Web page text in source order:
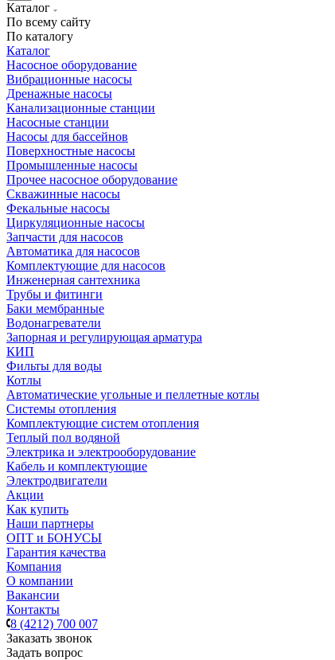
Каталог
По всему сайту
По каталогу
Каталог
Насосное оборудование
Вибрационные насосы
Дренажные насосы
Канализационные станции
Насосные станции
Насосы для бассейнов
Поверхностные насосы
Промышленные насосы
Прочее насосное оборудование
Скважинные насосы
Фекальные насосы
Циркуляционные насосы
Запчасти для насосов
Автоматика для насосов
Комплектующие для насосов
Инженерная сантехника
Трубы и фитинги
Баки мембранные
Водонагреватели
Запорная и регулирующая арматура
КИП
Фильты для воды
Котлы
Автоматические угольные и пеллетные котлы
Системы отопления
Комплектующие систем отопления
Теплый пол водяной
Электрика и электрооборудование
Кабель и комплектующие
Электродвигатели
Акции
Как купить
Наши партнеры
ОПТ и БОНУСЫ
Гарантия качества
Компания
О компании
Вакансии
Контакты
8 (4212) 700 007
Заказать звонок
Задать вопрос